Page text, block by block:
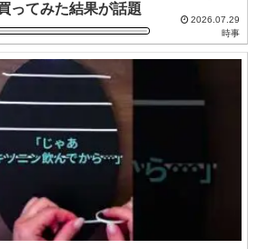
ってみた結果が話題
2026.07.29
時事